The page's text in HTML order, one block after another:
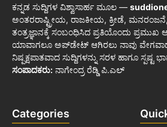
ಕನ್ನಡ ಸುದ್ದಿಗಳ ವಿಶ್ವಾಸಾರ್ಹ ಮೂಲ —
ಅಂತರರಾಷ್ಟ್ರೀಯ, ರಾಜಕೀಯ, ಕ್ರೀಡೆ, ಮನರಂಜನೆ,
ತಂತ್ರಜ್ಞಾನಕ್ಕೆ ಸಂಬಂಧಿಸಿದ ಪ್ರತಿಯೊಂದು
ಯಾವಾಗಲೂ ಅಪ್‌ಡೇಟ್ ಆಗಿರಲು ನಾವು
ನಿಷ್ಪಕ್ಷಪಾತವಾದ ಸುದ್ದಿಗಳನ್ನು ಸರಳ ಹಾಗೂ ಸ್ಪಷ್ಟ
ಸಂಪಾದಕರು: ನಾಗೇಂದ್ರ ರೆಡ್ಡಿ ಪಿ.ಎಲ್
Categories